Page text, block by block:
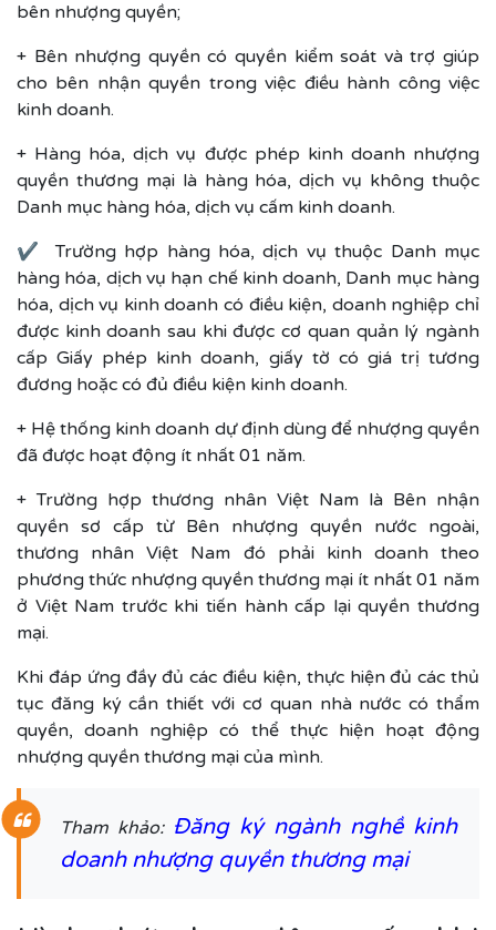
bên nhượng quyền;
+ Bên nhượng quyền có quyền kiểm soát và trợ giúp
cho bên nhận quyền trong việc điều hành công việc
kinh doanh.
+ Hàng hóa, dịch vụ được phép kinh doanh nhượng
quyền thương mại là hàng hóa, dịch vụ không thuộc
Danh mục hàng hóa, dịch vụ cấm kinh doanh.
✔ Trường hợp hàng hóa, dịch vụ thuộc Danh mục
hàng hóa, dịch vụ hạn chế kinh doanh, Danh mục hàng
hóa, dịch vụ kinh doanh có điều kiện, doanh nghiệp chỉ
được kinh doanh sau khi được cơ quan quản lý ngành
cấp Giấy phép kinh doanh, giấy tờ có giá trị tương
đương hoặc có đủ điều kiện kinh doanh.
+ Hệ thống kinh doanh dự định dùng để nhượng quyền
đã được hoạt động ít nhất 01 năm.
+ Trường hợp thương nhân Việt Nam là Bên nhận
quyền sơ cấp từ Bên nhượng quyền nước ngoài,
thương nhân Việt Nam đó phải kinh doanh theo
phương thức nhượng quyền thương mại ít nhất 01 năm
ở Việt Nam trước khi tiến hành cấp lại quyền thương
mại.
Khi đáp ứng đầy đủ các điều kiện, thực hiện đủ các thủ
tục đăng ký cần thiết với cơ quan nhà nước có thẩm
quyền, doanh nghiệp có thể thực hiện hoạt động
nhượng quyền thương mại của mình.
Tham khảo: Đăng ký ngành nghề kinh
doanh nhượng quyền thương mại